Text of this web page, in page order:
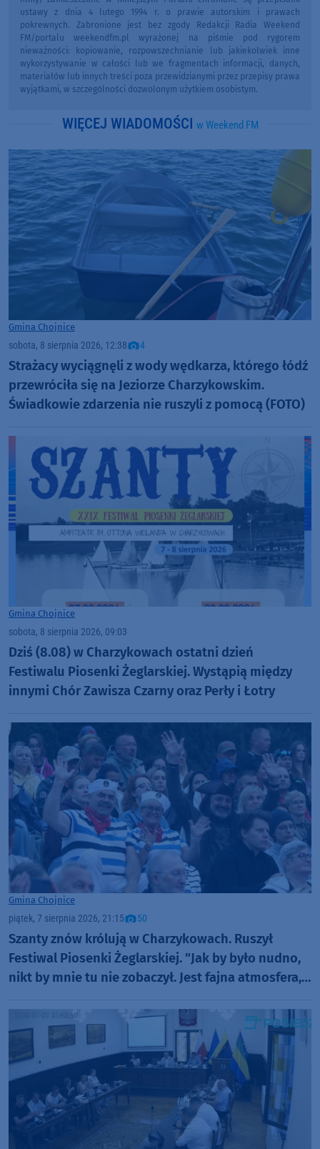
ustawy z dnia 4 lutego 1994 r. o prawie autorskim i prawach
pokrewnych. Zabronione jest bez zgody Redakcji Radia Weekend
FM/portalu weekendfm.pl wyrażonej na piśmie pod rygorem
nieważności: kopiowanie, rozpowszechnianie lub jakiekolwiek inne
wykorzystywanie w całości lub we fragmentach informacji, danych,
materiałów lub innych treści poza przewidzianymi przez przepisy prawa
wyjątkami, w szczególności dozwolonym użytkiem osobistym.
WIĘCEJ WIADOMOŚCI w Weekend FM
Gmina Chojnice
sobota, 8 sierpnia 2026, 12:38 4
Strażacy wyciągnęli z wody wędkarza, którego łódź
przewróciła się na Jeziorze Charzykowskim.
Świadkowie zdarzenia nie ruszyli z pomocą (FOTO)
Gmina Chojnice
sobota, 8 sierpnia 2026, 09:03
Dziś (8.08) w Charzykowach ostatni dzień
Festiwalu Piosenki Żeglarskiej. Wystąpią między
innymi Chór Zawisza Czarny oraz Perły i Łotry
Gmina Chojnice
piątek, 7 sierpnia 2026, 21:15 50
Szanty znów królują w Charzykowach. Ruszył
Festiwal Piosenki Żeglarskiej. "Jak by było nudno,
nikt by mnie tu nie zobaczył. Jest fajna atmosfera,